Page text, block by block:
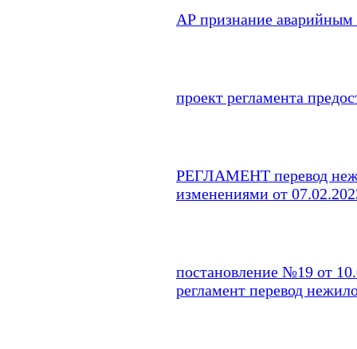
АР признание аварийным
проект регламента
РЕГЛАМЕНТ перевод
изменениями от
постановление №19 от
регламент перевод